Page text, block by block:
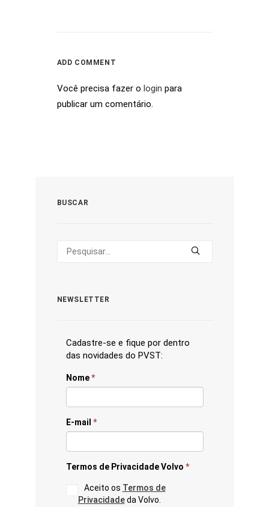
ADD COMMENT
Você precisa fazer o login para
publicar um comentário.
BUSCAR
NEWSLETTER
Cadastre-se e fique por dentro
das novidades do PVST:
Nome*
E-mail *
Termos de Privacidade Volvo *
Aceito os Termos de
Privacidadeda Volvo.